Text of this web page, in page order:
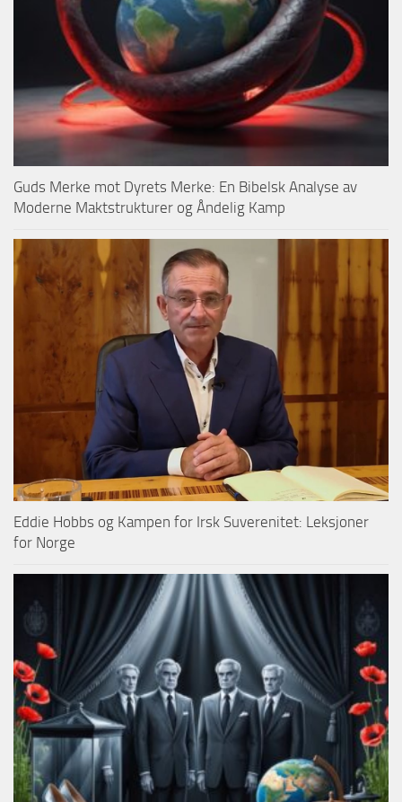
Guds Merke mot Dyrets Merke: En Bibelsk Analyse av
Moderne Maktstrukturer og Åndelig Kamp
Eddie Hobbs og Kampen for Irsk Suverenitet: Leksjoner
for Norge